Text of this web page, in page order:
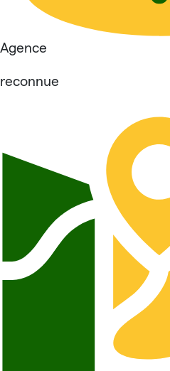
Agence
reconnue